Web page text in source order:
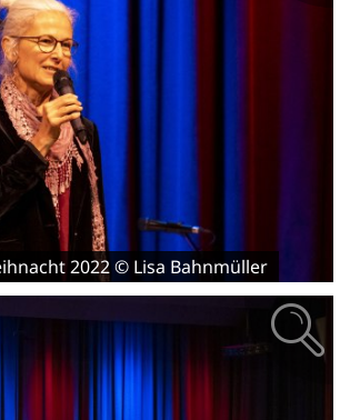
2022 © Lisa Bahnmüller